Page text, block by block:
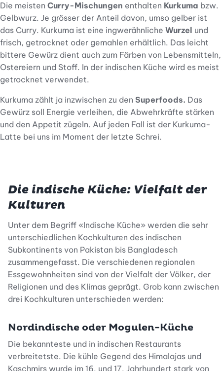
Die meisten Curry-Mischungen enthalten Kurkuma bzw.
Gelbwurz. Je grösser der Anteil davon, umso gelber ist
das Curry. Kurkuma ist eine ingwerähnliche Wurzel und
frisch, getrocknet oder gemahlen erhältlich. Das leicht
bittere Gewürz dient auch zum Färben von Lebensmitteln,
Ostereiern und Stoff. In der indischen Küche wird es meist
getrocknet verwendet.
Kurkuma zählt ja inzwischen zu den Superfoods. Das
Gewürz soll Energie verleihen, die Abwehrkräfte stärken
und den Appetit zügeln. Auf jeden Fall ist der Kurkuma-
Latte bei uns im Moment der letzte Schrei.
Die indische Küche: Vielfalt der
Kulturen
Unter dem Begriff «Indische Küche» werden die sehr
unterschiedlichen Kochkulturen des indischen
Subkontinents von Pakistan bis Bangladesch
zusammengefasst. Die verschiedenen regionalen
Essgewohnheiten sind von der Vielfalt der Völker, der
Religionen und des Klimas geprägt. Grob kann zwischen
drei Kochkulturen unterschieden werden:
Nordindische oder Mogulen-Küche
Die bekannteste und in indischen Restaurants
verbreitetste. Die kühle Gegend des Himalajas und
Kaschmirs wurde im 16. und 17. Jahrhundert stark von